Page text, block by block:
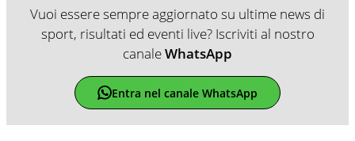
Vuoi essere sempre aggiornato su ultime news di
sport, risultati ed eventi live? Iscriviti al nostro
canaleWhatsApp
Entra nel canale WhatsApp